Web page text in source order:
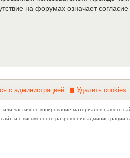
на форумах означает
Удалить cookies
ся с администрацией
частичное копирование материалов нашего
и с письменного разрешения администрации